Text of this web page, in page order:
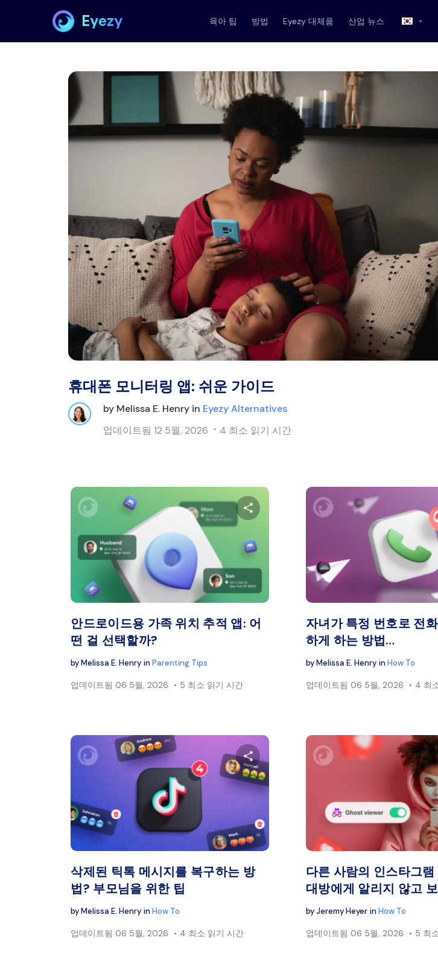
Eyezy 육아 팁 방법 Eyezy 대체품 산업 뉴스
휴대폰 모니터링 앱: 쉬운 가이드
by Melissa E. Henry in Eyezy Alternatives
업데이트됨 12 5월, 2026 4 최소 읽기 시간
이 글을 공유하세요
트위터
안드로이드용 가족 위치 추적 앱: 어
떤 걸 선택할까?
byMelissa E. Henry inParenting Tips
업데이트됨 06 5월, 2026 5 최소 읽기 시간
자녀가 특정 번호로 전
하게 하는 방법…
byMelissa E. Henry in How To
업데이트됨 06 5월, 2026 4 최
이 글을 공유하세요
트위터 페이스북
삭제된 틱톡 메시지를 복구하는 방
법? 부모님을 위한 팁
byMelissa E. Henry inHow To
업데이트됨 06 5월, 2026 4 최소 읽기 시간
다른 사람의 인스타그
대방에게 알리지 않고
byJeremy Heyer in How To
업데이트됨 06 5월, 2026 5 최